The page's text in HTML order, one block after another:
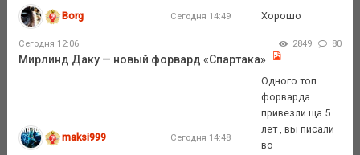
Borg Сегодня 14:49 Хорошо
Сегодня 12:06 2849 80
Мирлинд Даку — новый форвард «Спартака»
maksi999 Сегодня 14:48
Одного топ
форварда
привезли ща 5
лет , вы писали
во